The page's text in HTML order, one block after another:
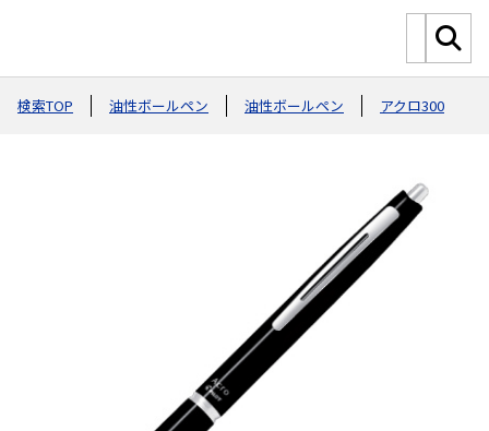
検索TOP 油性ボールペン 油性ボールペン アクロ300